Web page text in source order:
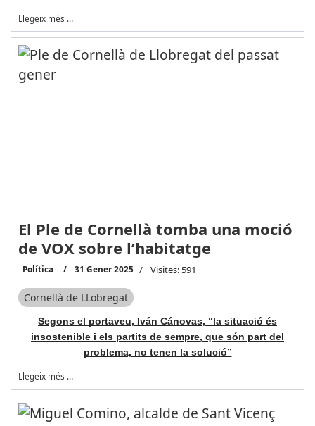
Llegeix més …
El Ple de Cornellà tomba una moció
de VOX sobre l’habitatge
Política 31 Gener 2025 Visites: 591
Cornellà de LLobregat
Segons el portaveu, Iván Cánovas, “la situació és
insostenible i els partits de sempre, que són part del
problema, no tenen la solució”
Llegeix més …